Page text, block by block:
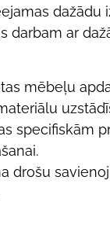
dažādu
darbam ar
mēbeļu
specifiskām
drošu